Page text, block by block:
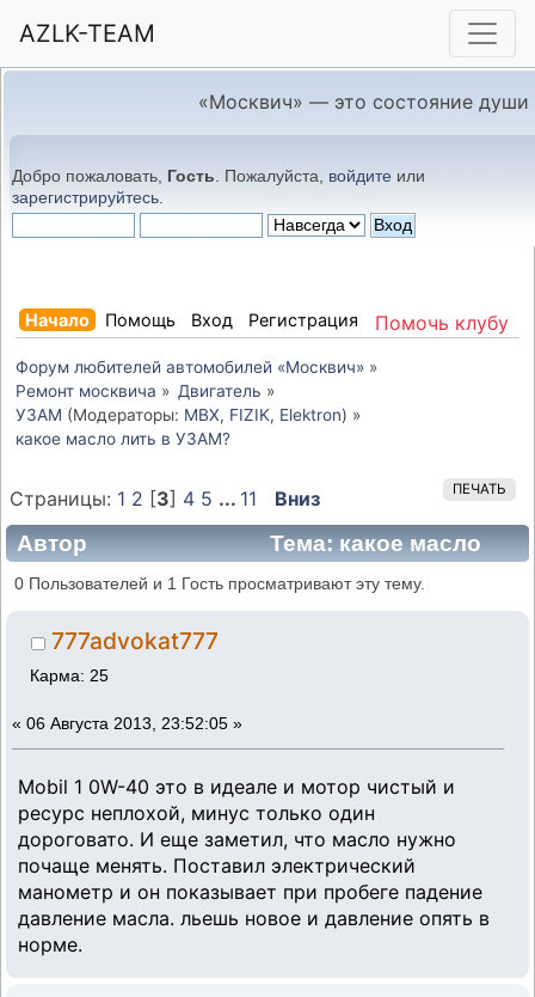
AZLK-TEAM
«Москвич» — это состояние души
Добро пожаловать, Гость . Пожалуйста, войдите или
зарегистрируйтесь
Помочь клубу
Начало Помощь Вход Регистрация
Форум любителей автомобилей «Москвич» »
Ремонт москвича » Двигатель »
УЗАМ (Модераторы: MBX, FIZIK, Elektron) »
какое масло лить в УЗАМ?
ПЕЧАТЬ
Страницы: 1 2 [3] 4 5 ... 11 Вниз
Автор
Тема: какое масло
лить в УЗАМ? (Прочитано 82836 раз)
0 Пользователей и 1 Гость просматривают эту тему.
777advokat777
Карма: 25
« 06 Августа 2013, 23:52:05 »
Mobil 1 0W-40 это в идеале и мотор чистый и
ресурс неплохой, минус только один
дороговато. И еще заметил, что масло нужно
почаще менять. Поставил электрический
манометр и он показывает при пробеге падение
давление масла. льешь новое и давление опять в
норме.